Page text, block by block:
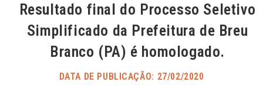
Resultado final do Processo Seletivo
Simplificado da Prefeitura de Breu
Branco (PA) é homologado.
DATA DE PUBLICAÇÃO: 27/02/2020